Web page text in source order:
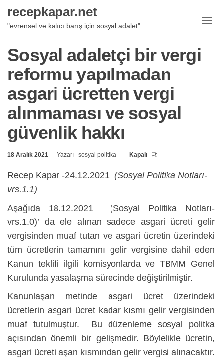
İçeriğe
geçrecepkapar.net
"evrensel ve kalıcı barış için sosyal adalet"
Sosyal adaletçi bir vergi
reformu yapılmadan
asgari ücretten vergi
alınmaması ve sosyal
güvenlik hakkı
18 Aralık 2021 Yazarı sosyal politika Kapalı
Recep Kapar -24.12.2021 (Sosyal Politika Notları-
vrs.1.1)
Aşağıda 18.12.2021 (Sosyal Politika Notları-
vrs.1.0)’ da ele alınan sadece asgari ücreti gelir
vergisinden muaf tutan ve asgari ücretin üzerindeki
tüm ücretlerin tamamını gelir vergisine dahil eden
Kanun teklifi ilgili komisyonlarda ve TBMM Genel
Kurulunda yasalaşma sürecinde değiştirilmiştir.
Kanunlaşan metinde asgari ücret üzerindeki
ücretlerin asgari ücret kadar kısmı gelir vergisinden
muaf tutulmuştur. Bu düzenleme sosyal politka
açısından önemli bir gelişmedir. Böylelikle ücretin,
asgari ücreti aşan kısmından gelir vergisi alınacaktır.